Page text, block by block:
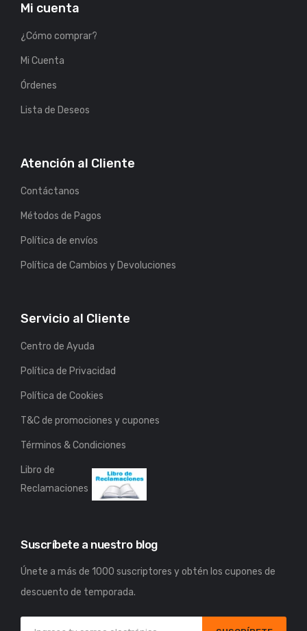
Mi cuenta
¿Cómo comprar?
Mi Cuenta
Órdenes
Lista de Deseos
Atención al Cliente
Contáctanos
Métodos de Pagos
Política de envíos
Política de Cambios y Devoluciones
Servicio al Cliente
Centro de Ayuda
Política de Privacidad
Política de Cookies
T&C de promociones y cupones
Términos & Condiciones
Libro de
Reclamaciones
Suscríbete a nuestro blog
Únete a más de 1000 suscriptores y obtén los cupones de
descuento de temporada.